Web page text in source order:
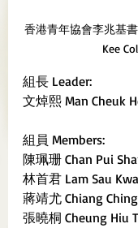
香港青年協會李兆基書
Kee
組長 Leader:
組員 Members:
陳珮珊 Chan Pui
林首君 Lam Sau
蔣靖尤 Chiang
張曉桐 Cheung Hiu